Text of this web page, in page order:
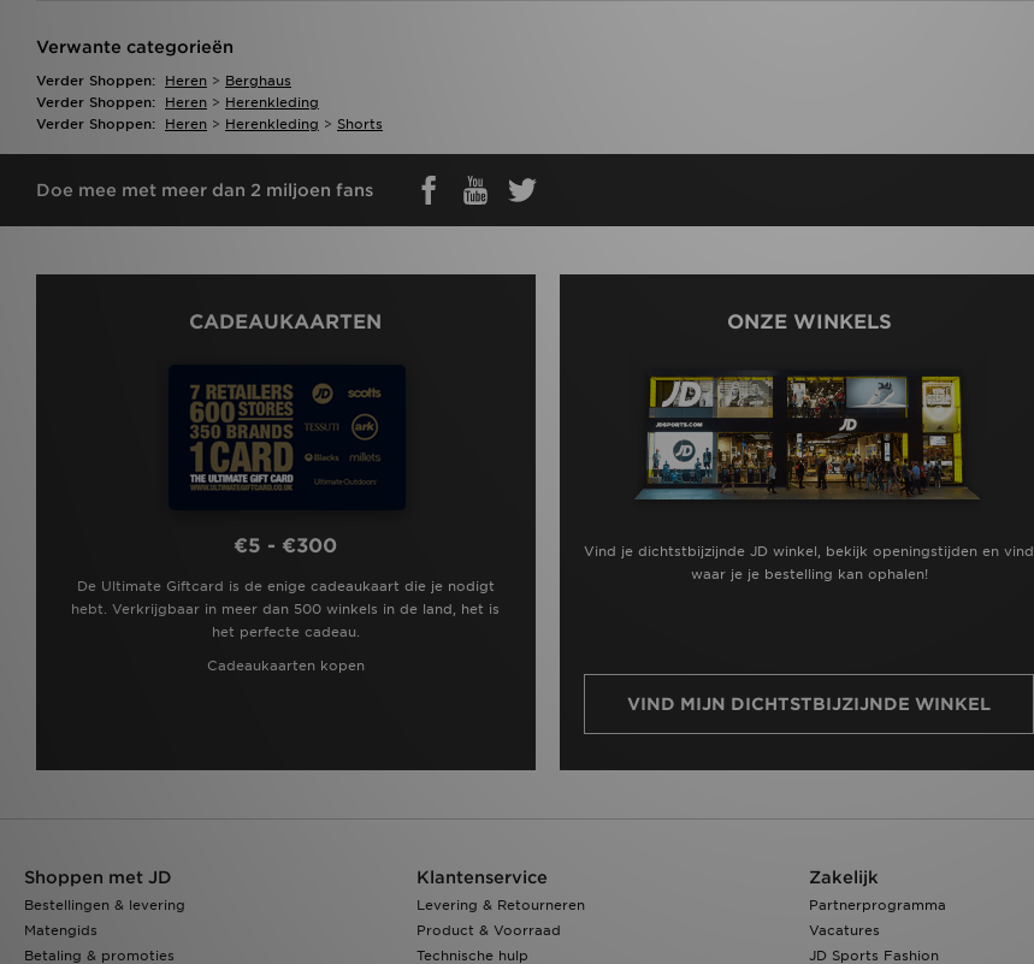
Verwante categorieën
Verder Shoppen: Heren > Berghaus
Verder Shoppen:
Heren > Herenkleding
Verder Shoppen:
Heren > Herenkleding > Shorts
Doe mee met meer dan 2 miljoen fans
CADEAUKAARTEN
€5 - €300
De Ultimate Giftcard is de enige cadeaukaart die je nodigt
hebt. Verkrijgbaar in meer dan 500 winkels in de land, het is
het perfecte cadeau.
Cadeaukaarten kopen
ONZE WINKELS
Vind je dichtstbijzijnde JD winkel, bekijk openingstijden en vind
waar je je bestelling kan ophalen!
VIND MIJN DICHTSTBIJZIJNDE WINKEL
Shoppen met JD
Bestellingen & levering
Matengids
Betaling & promoties
Klantenservice
Levering & Retourneren
Product & Voorraad
Technische hulp
Zakelijk
Partnerprogramma
Vacatures
JD Sports Fashion